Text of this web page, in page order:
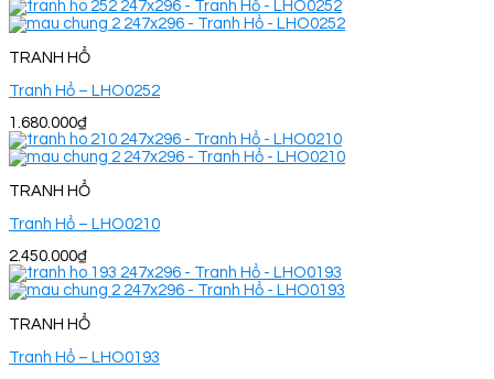
TRANH HỔ
Tranh Hổ – LHO0252
1.680.000₫
TRANH HỔ
Tranh Hổ – LHO0210
2.450.000₫
TRANH HỔ
Tranh Hổ – LHO0193